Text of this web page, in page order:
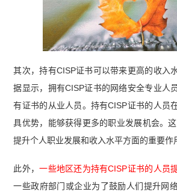
其次，持有CISP证书可以带来更高的收入
据显示，拥有CISP证书的网络安全专业人
有证书的从业人员。持有CISP证书的人员
具优势，能够获得更多的职业发展机会。
提升个人职业发展和收入水平方面的重要作
此外，一些地区还为持有CISP证书的人员
一些政府部门或企业为了鼓励人们提升网